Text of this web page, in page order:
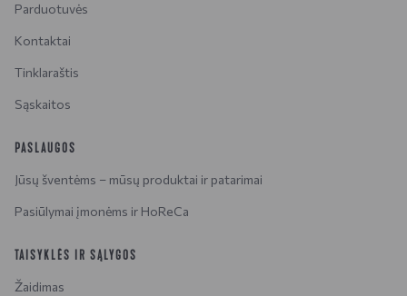
Parduotuvės
Kontaktai
Tinklaraštis
Sąskaitos
PASLAUGOS
Jūsų šventėms – mūsų produktai ir patarimai
Pasiūlymai įmonėms ir HoReCa
TAISYKLĖS IR SĄLYGOS
Žaidimas